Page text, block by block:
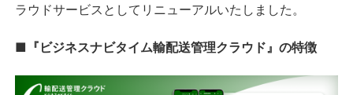
ラウドサービスとしてリニューアルいたしました。
■『ビジネスナビタイム輸配送管理クラウド』の特徴